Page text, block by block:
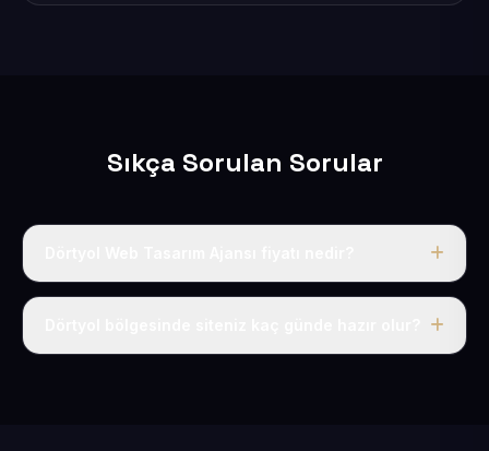
Sıkça Sorulan Sorular
Tek fiyat uygulanır: yıllık 50 USD + KDV. Bu bedele alan